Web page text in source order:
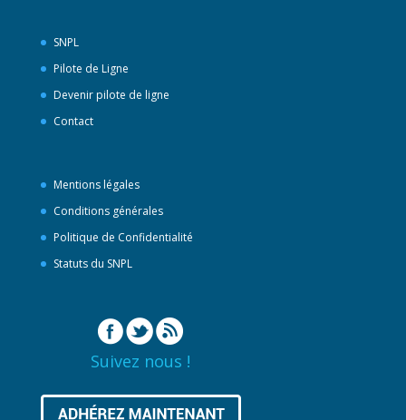
SNPL
Pilote de Ligne
Devenir pilote de ligne
Contact
Mentions légales
Conditions générales
Politique de Confidentialité
Statuts du SNPL
Suivez nous !